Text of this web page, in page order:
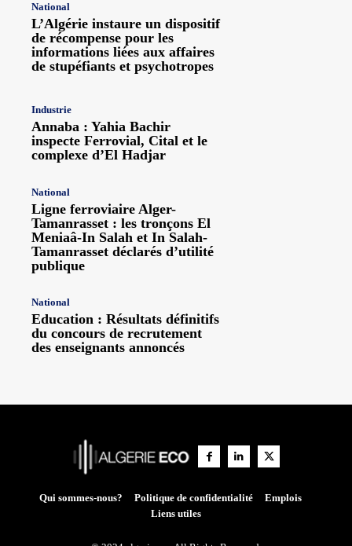
National
L’Algérie instaure un dispositif
de récompense pour les
informations liées aux affaires
de stupéfiants et psychotropes
Industrie
Annaba : Yahia Bachir
inspecte Ferrovial, Cital et le
complexe d’El Hadjar
National
Ligne ferroviaire Alger-
Tamanrasset : les tronçons El
Meniaâ-In Salah et In Salah-
Tamanrasset déclarés d’utilité
publique
National
Education : Résultats définitifs
du concours de recrutement
des enseignants annoncés
Qui sommes-nous? Politique de confidentialité
Emplois
Liens utiles